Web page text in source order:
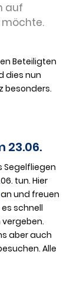
auf
Beteiligten
dies nun
besonders.
23.06.
Segelfliegen
tun. Hier
an und freuen
schnell
vergeben.
aber auch
Alle